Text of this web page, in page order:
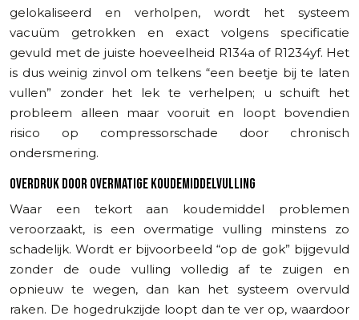
gelokaliseerd en verholpen, wordt het systeem
vacuüm getrokken en exact volgens specificatie
gevuld met de juiste hoeveelheid R134a of R1234yf. Het
is dus weinig zinvol om telkens “een beetje bij te laten
vullen” zonder het lek te verhelpen; u schuift het
probleem alleen maar vooruit en loopt bovendien
risico op compressorschade door chronisch
ondersmering.
OVERDRUK DOOR OVERMATIGE KOUDEMIDDELVULLING
Waar een tekort aan koudemiddel problemen
veroorzaakt, is een overmatige vulling minstens zo
schadelijk. Wordt er bijvoorbeeld “op de gok” bijgevuld
zonder de oude vulling volledig af te zuigen en
opnieuw te wegen, dan kan het systeem overvuld
raken. De hogedrukzijde loopt dan te ver op, waardoor